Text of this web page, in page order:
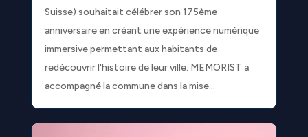
Suisse) souhaitait célébrer son 175ème
anniversaire en créant une expérience numérique
immersive permettant aux habitants de
redécouvrir l'histoire de leur ville. MEMORIST a
accompagné la commune dans la mise...